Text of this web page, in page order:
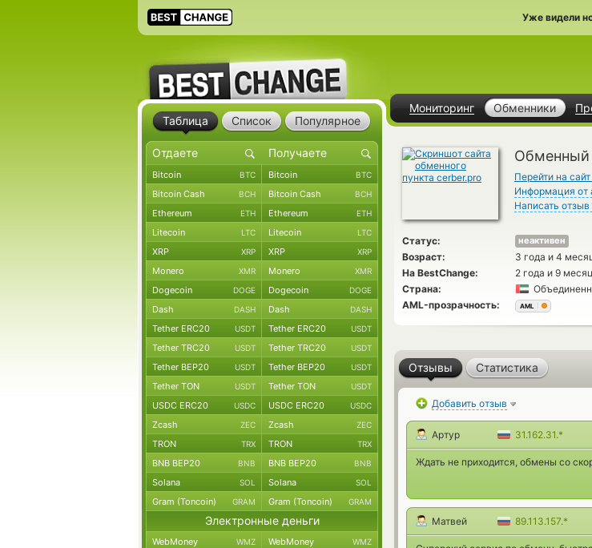
Уже видели
Мониторинг Обменники
Обменный
Перейти на
Информация от
Написать
Статус: неактивен
Возраст: 3 года и 4
На BestChange: 2 года и 9
Страна:
AML-прозрачность:
AML
Отзывы Статистика
Добавить отзыв
Артур 31.162.31.*
Ждать не приходится, обмены со
Матвей 89.113.157.*
Таблица Список Популярное
Bitcoin BTC Bitcoin BTC
Bitcoin Cash BCH Bitcoin Cash BCH
Ethereum ETH Ethereum ETH
Litecoin LTC Litecoin LTC
XRP XRP XRP XRP
Monero XMR Monero XMR
Dogecoin DOGE Dogecoin DOGE
Dash DASH Dash DASH
Tether ERC20 USDT Tether ERC20 USDT
Tether TRC20 USDT Tether TRC20 USDT
Tether BEP20 USDT Tether BEP20 USDT
Tether TON USDT Tether TON USDT
USDC ERC20 USDC USDC ERC20 USDC
Zcash ZEC Zcash ZEC
TRON TRX TRON TRX
BNB BEP20 BNB BNB BEP20 BNB
Solana SOL Solana SOL
Gram (Toncoin) GRAM Gram (Toncoin) GRAM
Электронные деньги
WebMoney WMZ WebMoney WMZ